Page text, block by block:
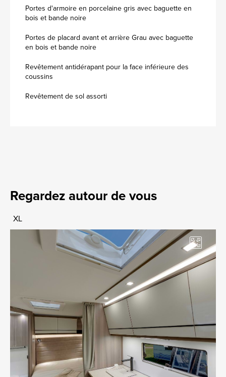
Portes d'armoire en porcelaine gris avec baguette en
bois et bande noire
Portes de placard avant et arrière Grau avec baguette
en bois et bande noire
Revêtement antidérapant pour la face inférieure des
coussins
Revêtement de sol assorti
Regardez autour de vous
XL